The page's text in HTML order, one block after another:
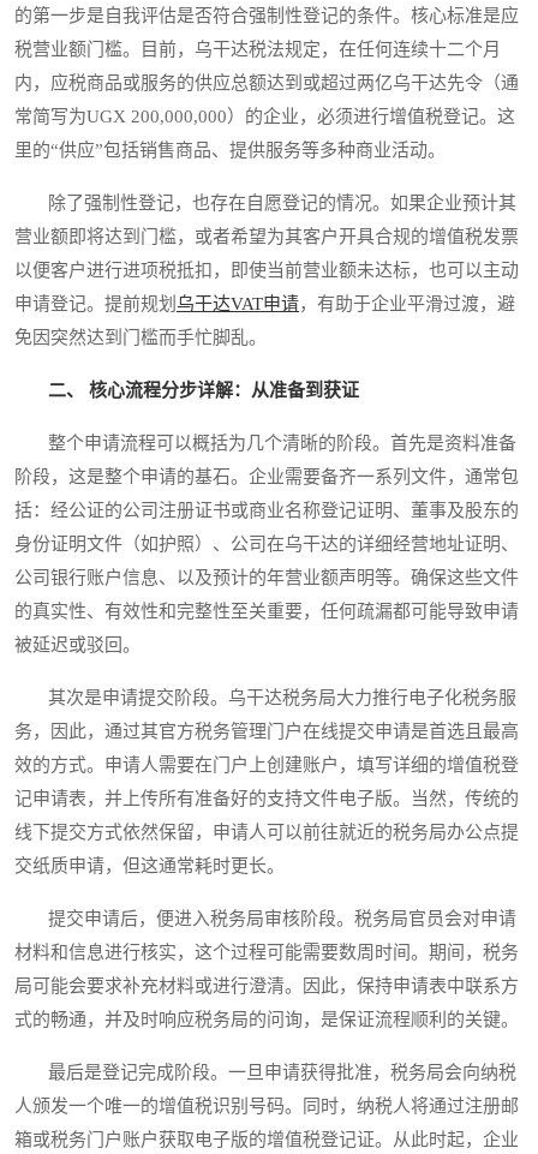
的第一步是自我评估是否符合强制性登记的条件。核心标准是应
税营业额门槛。目前，乌干达税法规定，在任何连续十二个月
内，应税商品或服务的供应总额达到或超过两亿乌干达先令（通
常简写为UGX 200,000,000）的企业，必须进行增值税登记。这
里的“供应”包括销售商品、提供服务等多种商业活动。
除了强制性登记，也存在自愿登记的情况。如果企业预计其
营业额即将达到门槛，或者希望为其客户开具合规的增值税发票
以便客户进行进项税抵扣，即使当前营业额未达标，也可以主动
申请登记。提前规划 乌干达VAT申请，有助于企业平滑过渡，避
免因突然达到门槛而手忙脚乱。
二、 核心流程分步详解：从准备到获证
整个申请流程可以概括为几个清晰的阶段。首先是资料准备
阶段，这是整个申请的基石。企业需要备齐一系列文件，通常包
括：经公证的公司注册证书或商业名称登记证明、董事及股东的
身份证明文件（如护照）、公司在乌干达的详细经营地址证明、
公司银行账户信息、以及预计的年营业额声明等。确保这些文件
的真实性、有效性和完整性至关重要，任何疏漏都可能导致申请
被延迟或驳回。
其次是申请提交阶段。乌干达税务局大力推行电子化税务服
务，因此，通过其官方税务管理门户在线提交申请是首选且最高
效的方式。申请人需要在门户上创建账户，填写详细的增值税登
记申请表，并上传所有准备好的支持文件电子版。当然，传统的
线下提交方式依然保留，申请人可以前往就近的税务局办公点提
交纸质申请，但这通常耗时更长。
提交申请后，便进入税务局审核阶段。税务局官员会对申请
材料和信息进行核实，这个过程可能需要数周时间。期间，税务
局可能会要求补充材料或进行澄清。因此，保持申请表中联系方
式的畅通，并及时响应税务局的问询，是保证流程顺利的关键。
最后是登记完成阶段。一旦申请获得批准，税务局会向纳税
人颁发一个唯一的增值税识别号码。同时，纳税人将通过注册邮
箱或税务门户账户获取电子版的增值税登记证。从此时起，企业